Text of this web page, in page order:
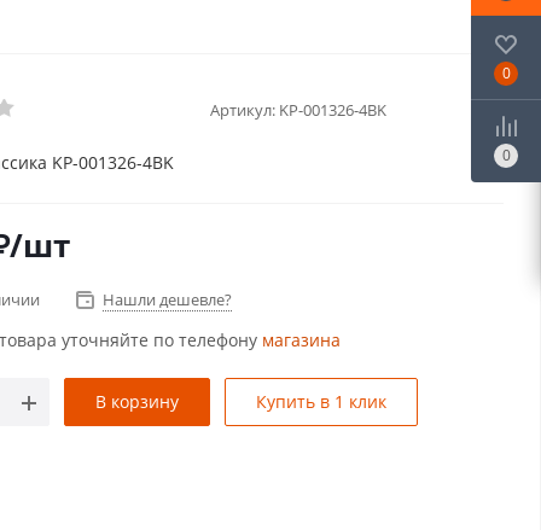
Артикул: KP-001326-4BK
KP-001326-4BK
/шт
Нашли дешевле?
уточняйте по телефону магазина
В корзину Купить в 1 клик
0
0